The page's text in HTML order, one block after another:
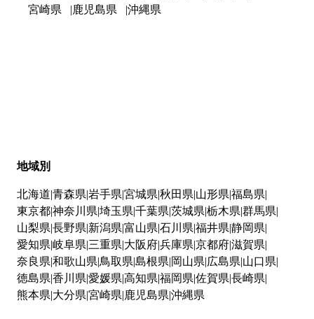
宮崎県
鹿児島県 沖縄県
地域別
北海道 青森県 岩手県 宮城県 秋田県 山形県 福島県
東京都神奈川県 埼玉県 千葉県 茨城県 栃木県 群馬県
山梨県 長野県 新潟県 富山県 石川県 福井県 静岡県
愛知県 岐阜県 三重県 大阪府兵庫県 京都府滋賀県
奈良県 和歌山県 鳥取県 島根県 岡山県 広島県 山口県
徳島県 香川県 愛媛県 高知県 福岡県 佐賀県 長崎県
熊本県 大分県 宮崎県 鹿児島県 沖縄県